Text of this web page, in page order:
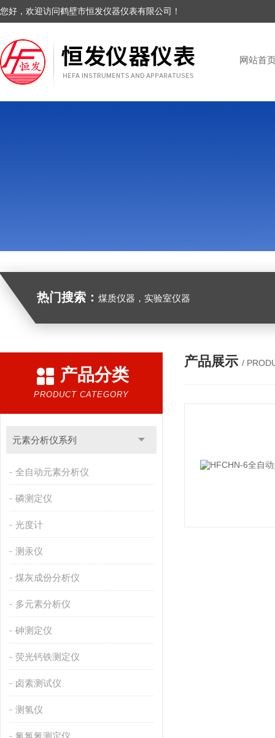
您好，欢迎访问鹤壁市恒发仪器仪表有限公司！
网站首
热门搜索： 煤质仪器，实验室仪器
产品分类
PRODUCT CATEGORY
元素分析仪系列
全自动元素分析仪
磷测定仪
光度计
测汞仪
煤灰成份分析仪
多元素分析仪
砷测定仪
荧光钙铁测定仪
卤素测试仪
测氢仪
氟氯氮测定仪
产品展示 /